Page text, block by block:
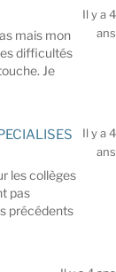
mais mon
difficultés
Je
Il y a 4
ans
les collèges
pas
précédents
Il y a 4
ans